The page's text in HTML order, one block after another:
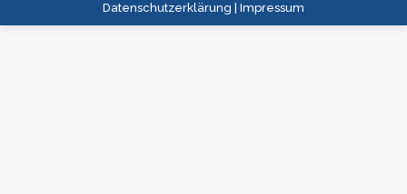
Datenschutzerklärung
Impressum